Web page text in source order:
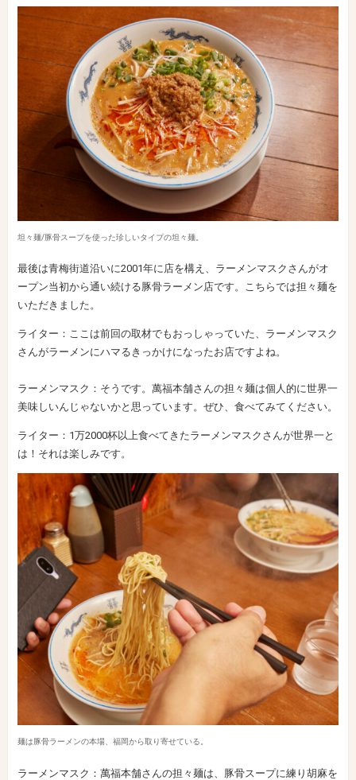
坦々麺/豚骨スープを使った珍しいタイプの坦々麺。
最後は青梅街道沿いに2001年に店を構え、ラーメンマスクさんがオ
ープン当初から通い続ける豚骨ラーメン店です。こちらでは担々麺を
いただきました。
ライター：ここは前回の取材でもおっしゃっていた、ラーメンマスク
さんがラーメンにハマるきっかけになったお店ですよね。
ラーメンマスク：そうです。萬福本舗さんの担々麺は個人的に世界一
美味しいんじゃないかと思っています。ぜひ、食べてみてください。
ライター：1万2000杯以上食べてきたラーメンマスクさんが世界一と
は！それは楽しみです。
麺は豚骨ラーメンの本場、福岡から取り寄せている。
ラーメンマスク：萬福本舗さんの担々麺は、豚骨スープに練り胡麻を